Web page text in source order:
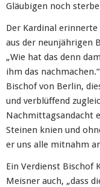
Gläubigen noch
Der Kardinal
aus der neunjährigen
„Wie hat das denn
ihm das
Bischof von Berlin,
und verblüffend
Nachmittagsandacht
Steinen knien und
er uns alle mitnahm
Ein Verdienst Bischof
Meisner auch, „dass